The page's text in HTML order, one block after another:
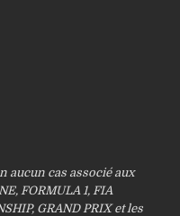
aucun cas associé aux
FORMULA 1, FIA
GRAND PRIX et les